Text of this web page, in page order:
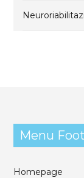
Menu
Homepage